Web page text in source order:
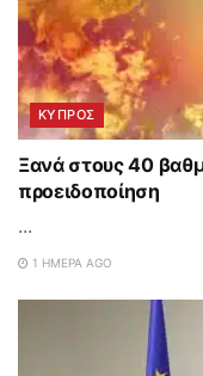
ΚΥΠΡΟΣ
Ξανά στους 40
προειδοποίηση
...
1 ΗΜΈΡΑ AGO